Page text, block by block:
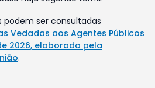
ser consultadas
Vedadas aos Agentes Públicos
2026, elaborada pela
.